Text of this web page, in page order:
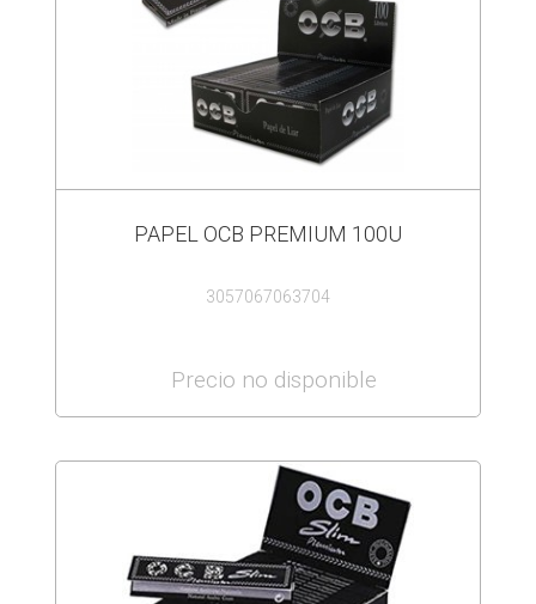
PAPEL OCB PREMIUM 100U
3057067063704
Precio no disponible